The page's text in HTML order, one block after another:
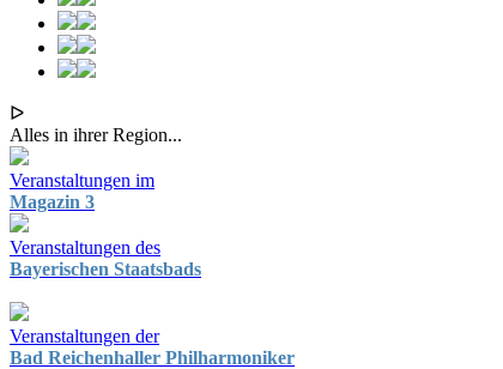
ᐅ
Alles in ihrer Region...
Veranstaltungen im
Magazin 3
Veranstaltungen des
Bayerischen Staatsbads
Veranstaltungen der
Bad Reichenhaller Philharmoniker